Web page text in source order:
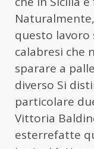
questo
calabresi che
sparare a
diverso Si
particolare
Vittoria
esterrefatte